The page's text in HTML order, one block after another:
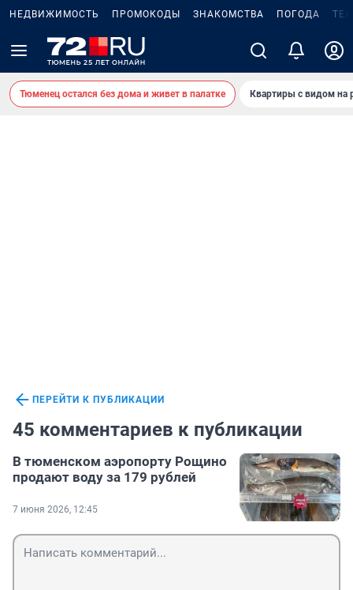
НЕДВИЖИМОСТЬ ПРОМОКОДЫ ЗНАКОМСТВА ПОГОДА
Тюменец остался без дома и живет в палатке Квартиры с видом на
ПЕРЕЙТИ К ПУБЛИКАЦИИ
45 комментариев к публикации
В тюменском аэропорту Рощино
продают воду за 179 рублей
7 июня 2026, 12:45